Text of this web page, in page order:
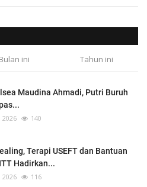
Bulan ini Tahun ini
Maudina Ahmadi, Putri Buruh
2026 140
Terapi USEFT dan Bantuan
Hadirkan...
2026 116